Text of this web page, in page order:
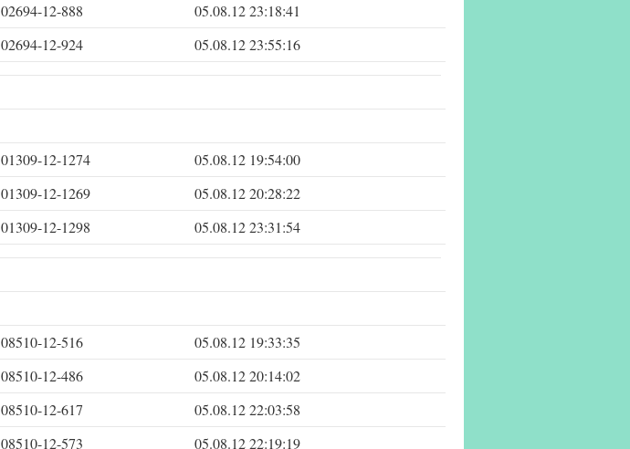
02694-12-888
05.08.12 23:18:41
02694-12-924
05.08.12 23:55:16
01309-12-1274
05.08.12 19:54:00
01309-12-1269
05.08.12 20:28:22
01309-12-1298
05.08.12 23:31:54
08510-12-516
05.08.12 19:33:35
08510-12-486
05.08.12 20:14:02
08510-12-617
05.08.12 22:03:58
08510-12-573
05.08.12 22:19:19